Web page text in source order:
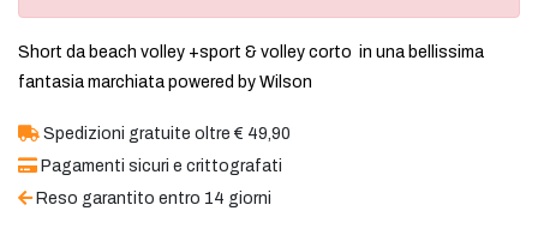
Short da beach volley +sport & volley corto in una bellissima
fantasia marchiata powered by Wilson
Spedizioni gratuite oltre € 49,90
Pagamenti sicuri e crittografati
Reso garantito entro 14 giorni